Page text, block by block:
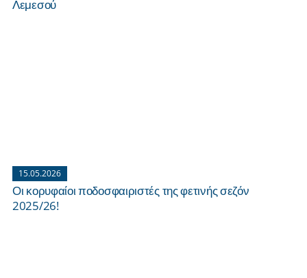
Λεμεσού
15.05.2026
Οι κορυφαίοι ποδοσφαιριστές της φετινής σεζόν
2025/26!